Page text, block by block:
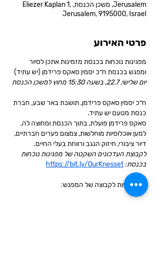
Jerusalem, משכן הכנסת, Eliezer Kaplan 1,
Jerusalem, 9195000, Israel
פרטי האירוע
מפגינות נוכחות בכנסת מזמינות אתכן לסיור
ומפגש בכנסת ח״כ יסמין סאקס פרידמן (יש עתיד)
יום שלישי, 22.7, בשעה 15:30 מחוץ למשכן הכנסת
ח״כ יסמין סאקס פרידמן, תושבת באר שבע, חברת
כנסת מטעם יש עתיד.
סאקס פרידמן פועלת, בתוך הכנסת ומחוצה לה,
למען אוכלוסיות מוחלשות, צמצום פערים חברתיים,
דיור ציבורי, חיזוק הנגב ורווחת בעלי החיים.
לקבוצת העדכונים השקטה של מפגינות נוכחות
בכנסת: https://bit.ly/OurKnesset
להצטרפות לקבוצה של המפגש: